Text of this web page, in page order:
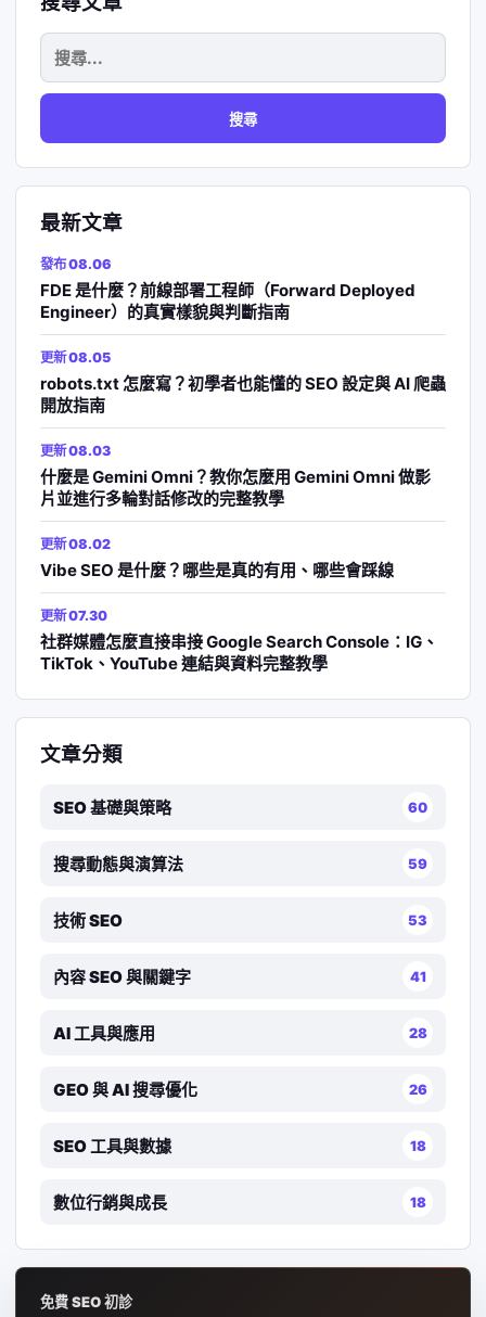
搜
尋
關
最新文章
發布 08.06
FDE 是什麼？前線部署工程師（Forward Deployed
Engineer）的真實樣貌與判斷指南
更新 08.05
robots.txt 怎麼寫？初學者也能懂的 SEO 設定與 AI 爬蟲
開放指南
更新 08.03
什麼是 Gemini Omni？教你怎麼用 Gemini Omni 做影
片並進行多輪對話修改的完整教學
更新 08.02
Vibe SEO 是什麼？哪些是真的有用、哪些會踩線
更新 07.30
社群媒體怎麼直接串接 Google Search Console：IG、
TikTok、YouTube 連結與資料完整教學
文章分類
SEO 基礎與策略 60
搜尋動態與演算法 59
技術 SEO 53
內容 SEO 與關鍵字 41
AI 工具與應用 28
GEO 與 AI 搜尋優化 26
SEO 工具與數據 18
數位行銷與成長 18
免費 SEO 初診